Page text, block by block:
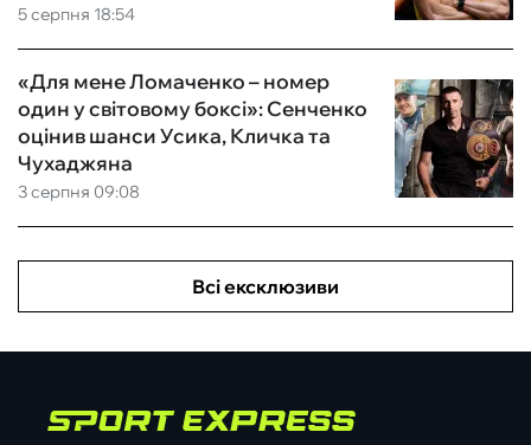
5 серпня 18:54
3 серпня 09:08
«Для мене Ломаченко – номер
один у світовому боксі»: Сенченко
оцінив шанси Усика, Кличка та
Чухаджяна
Всі ексклюзиви